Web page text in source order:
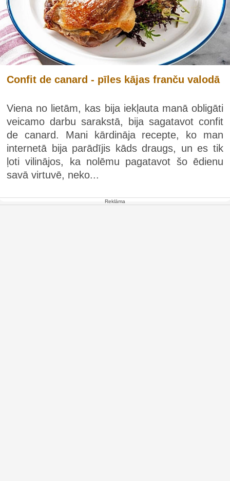
Confit de canard - pīles kājas franču valodā
Viena no lietām, kas bija iekļauta manā obligāti
veicamo darbu sarakstā, bija sagatavot confit
de canard. Mani kārdināja recepte, ko man
internetā bija parādījis kāds draugs, un es tik
ļoti vilinājos, ka nolēmu pagatavot šo ēdienu
savā virtuvē, neko...
Reklāma